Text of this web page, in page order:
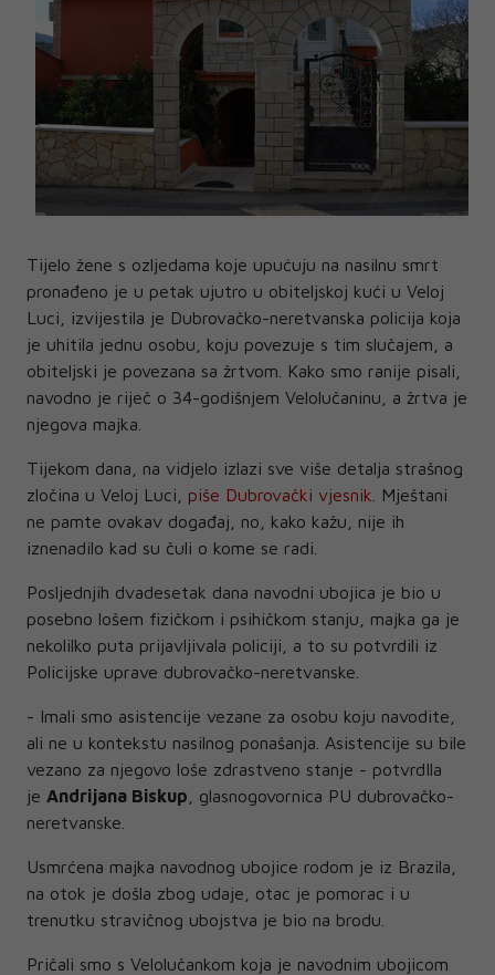
Tijelo žene s ozljedama koje upućuju na nasilnu smrt
pronađeno je u petak ujutro u obiteljskoj kući u Veloj
Luci, izvijestila je Dubrovačko-neretvanska policija koja
je uhitila jednu osobu, koju povezuje s tim slučajem, a
obiteljski je povezana sa žrtvom. Kako smo ranije pisali,
navodno je riječ o 34-godišnjem Velolučaninu, a žrtva je
njegova majka.
Tijekom dana, na vidjelo izlazi sve više detalja strašnog
zločina u Veloj Luci, piše Dubrovački vjesnik
. Mještani
ne pamte ovakav događaj, no, kako kažu, nije ih
iznenadilo kad su čuli o kome se radi.
Posljednjih dvadesetak dana navodni ubojica je bio u
posebno lošem fizičkom i psihičkom stanju, majka ga je
nekolilko puta prijavljivala policiji, a to su potvrdili iz
Policijske uprave dubrovačko-neretvanske.
- Imali smo asistencije vezane za osobu koju navodite,
ali ne u kontekstu nasilnog ponašanja. Asistencije su bile
vezano za njegovo loše zdrastveno stanje - potvrdIla
je Andrijana Biskup , glasnogovornica PU dubrovačko-
neretvanske.
Usmrćena majka navodnog ubojice rodom je iz Brazila,
na otok je došla zbog udaje, otac je pomorac i u
trenutku stravičnog ubojstva je bio na brodu.
Pričali smo s Velolučankom koja je navodnim ubojicom